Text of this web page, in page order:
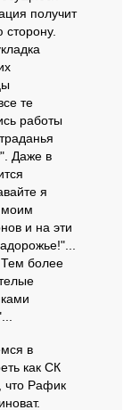
получит
те
работы
Даже в
я
моим
и на эти
Тем более
в
как СК
что Рафик